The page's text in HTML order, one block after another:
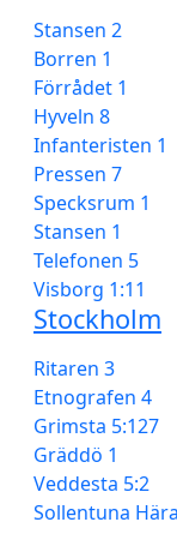
Stansen 2
Borren 1
Förrådet 1
Hyveln 8
Infanteristen 1
Pressen 7
Specksrum 1
Stansen 1
Telefonen 5
Visborg 1:11
Stockholm
Ritaren 3
Etnografen 4
Grimsta 5:127
Gräddö 1
Veddesta 5:2
Sollentuna